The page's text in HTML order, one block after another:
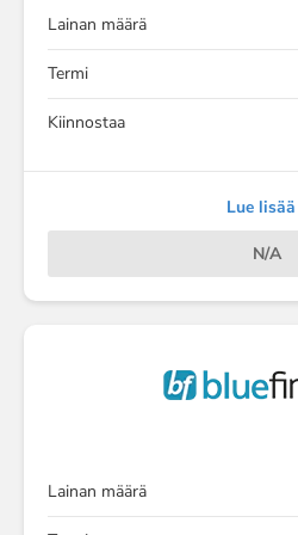
Lainan määrä
Termi
Kiinnostaa
Lue lisää
N/A
Lainan määrä